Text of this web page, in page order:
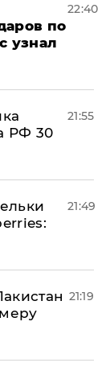
по
узнал
22:40
РФ 30
21:55
21:49
21:19